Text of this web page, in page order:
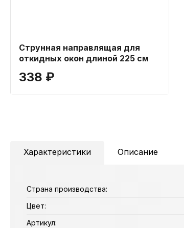
Струнная направлящая для
откидных окон длиной 225 см
338 ₽
Характеристики Описание
Страна производства:
Цвет:
Артикул: